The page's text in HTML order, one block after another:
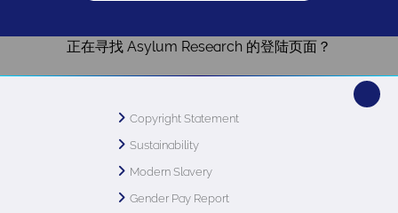
正在寻找 Asylum Research 的登陆页面？
Copyright Statement
Sustainability
Modern Slavery
Gender Pay Report